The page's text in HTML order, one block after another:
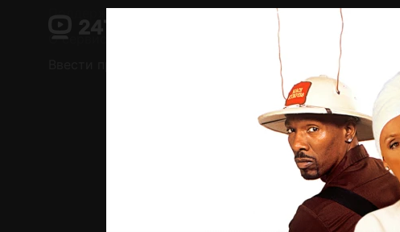
Поддержка:support@24h.tv
Пользовательское соглашение
Установить на ТВ Бесплатные